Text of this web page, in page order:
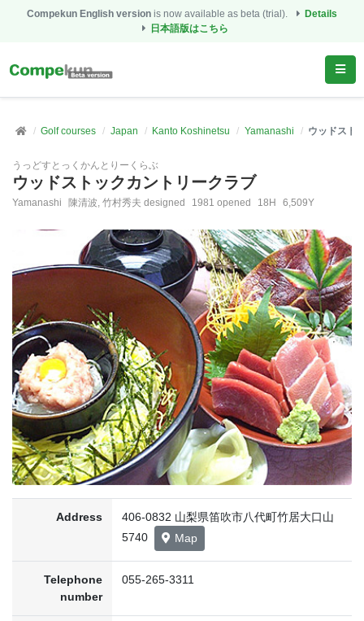
Compekun English version is now available as beta (trial).
Details
日本語版はこちら
Golf courses Japan Kanto Koshinetsu Yamanashi ウッドスト
うっどすとっくかんとりーくらぶ
ウッドストックカントリークラブ
Yamanashi 陳清波, 竹村秀夫 designed 1981 opened 18H 6,509Y
Address
406-0832 山梨県笛吹市八代町竹居大口山
5740
Map
Telephone
number
055-265-3311